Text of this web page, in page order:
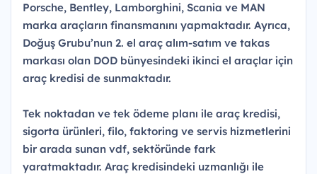
Porsche, Bentley, Lamborghini, Scania ve MAN
marka araçların finansmanını yapmaktadır. Ayrıca,
Doğuş Grubu’nun 2. el araç alım-satım ve takas
markası olan DOD bünyesindeki ikinci el araçlar için
araç kredisi de sunmaktadır.
Tek noktadan ve tek ödeme planı ile araç kredisi,
sigorta ürünleri, filo, faktoring ve servis hizmetlerini
bir arada sunan vdf, sektöründe fark
yaratmaktadır. Araç kredisindeki uzmanlığı ile